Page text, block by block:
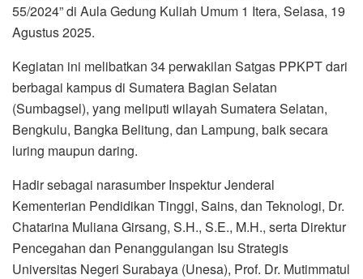
55/2024” di Aula Gedung Kuliah Umum 1 Itera, Selasa, 19
Agustus 2025.
Kegiatan ini melibatkan 34 perwakilan Satgas PPKPT dari
berbagai kampus di Sumatera Bagian Selatan
(Sumbagsel), yang meliputi wilayah Sumatera Selatan,
Bengkulu, Bangka Belitung, dan Lampung, baik secara
luring maupun daring.
Hadir sebagai narasumber Inspektur Jenderal
Kementerian Pendidikan Tinggi, Sains, dan Teknologi, Dr.
Chatarina Muliana Girsang, S.H., S.E., M.H., serta Direktur
Pencegahan dan Penanggulangan Isu Strategis
Universitas Negeri Surabaya (Unesa), Prof. Dr. Mutimmatul